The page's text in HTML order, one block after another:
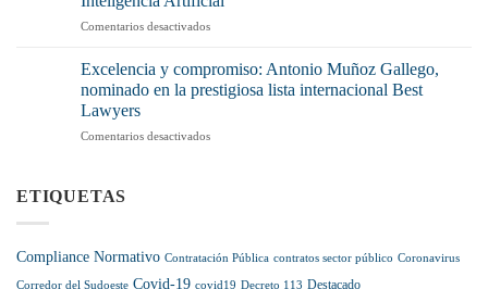
récord
sanciones
y
en
cotizar?
La
legal
para
sumarlas
tu
Comentarios desactivadosen
hacia
la
normativa
Excelencia y compromiso: Antonio Muñoz Gallego,
nominado en la prestigiosa lista internacional Best
Lawyers
Comentarios desactivadosen
nominado
en
ETIQUETAS
Compliance Normativo Contratación Pública contratos sector público Coronavirus
Corredor del Sudoeste Covid-19 covid19 Decreto 113 Destacado